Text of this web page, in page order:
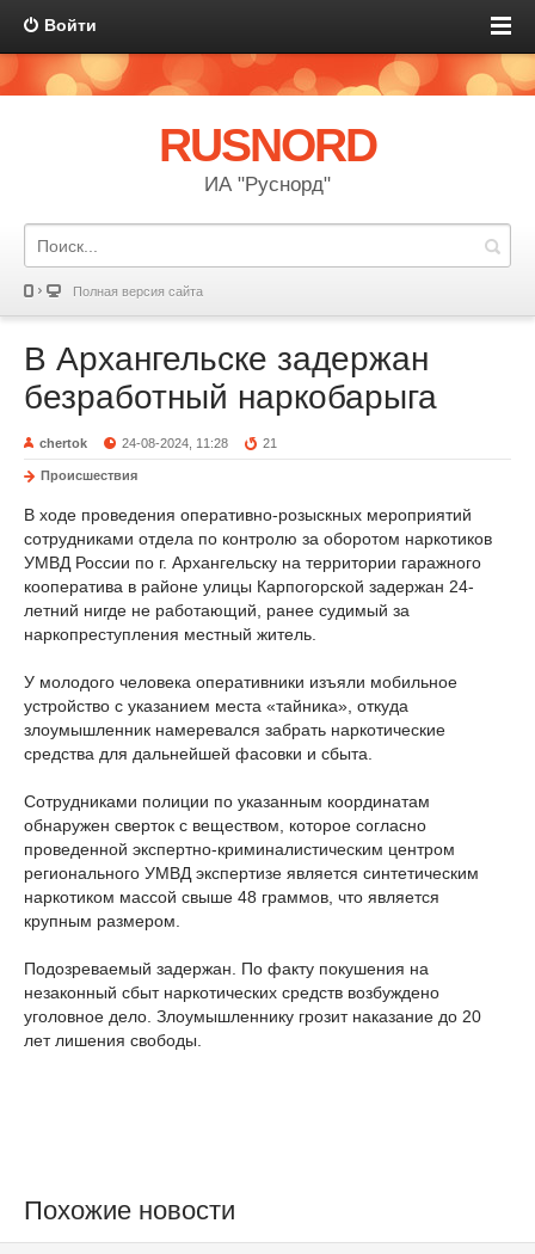
Войти
RUSNORD
ИА "Руснорд"
Полная версия сайта
В Архангельске задержан
безработный наркобарыга
chertok 24-08-2024, 11:28 21
Происшествия
В ходе проведения оперативно-розыскных мероприятий
сотрудниками отдела по контролю за оборотом наркотиков
УМВД России по г. Архангельску на территории гаражного
кооператива в районе улицы Карпогорской задержан 24-
летний нигде не работающий, ранее судимый за
наркопреступления местный житель.
У молодого человека оперативники изъяли мобильное
устройство с указанием места «тайника», откуда
злоумышленник намеревался забрать наркотические
средства для дальнейшей фасовки и сбыта.
Сотрудниками полиции по указанным координатам
обнаружен сверток с веществом, которое согласно
проведенной экспертно-криминалистическим центром
регионального УМВД экспертизе является синтетическим
наркотиком массой свыше 48 граммов, что является
крупным размером.
Подозреваемый задержан. По факту покушения на
незаконный сбыт наркотических средств возбуждено
уголовное дело. Злоумышленнику грозит наказание до 20
лет лишения свободы.
Похожие новости